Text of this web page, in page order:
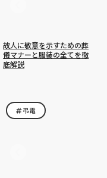
故人に敬意を示すための葬
儀マナーと服装の全てを徹
底解説
弔電